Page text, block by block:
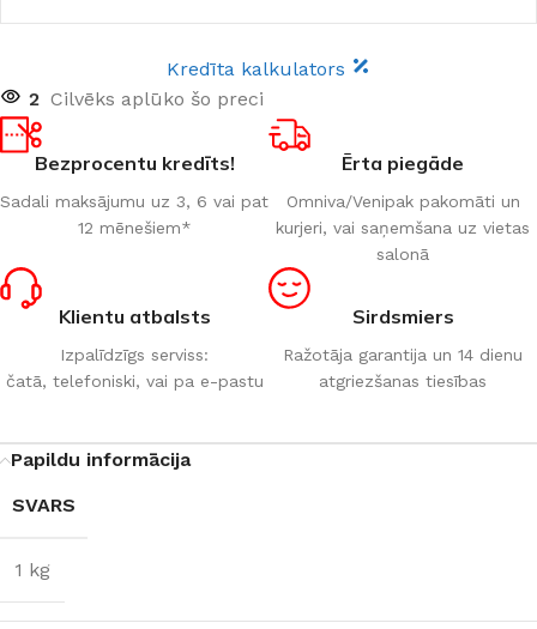
Kredīta kalkulators
2 Cilvēks aplūko šo preci
Bezprocentu kredīts!
Sadali maksājumu uz 3, 6 vai pat
12 mēnešiem*
Ērta piegāde
Omniva/Venipak pakomāti un
kurjeri, vai saņemšana uz vietas
salonā
Klientu atbalsts
Izpalīdzīgs serviss:
čatā, telefoniski, vai pa e-pastu
Sirdsmiers
Ražotāja garantija un 14 dienu
atgriezšanas tiesības
Papildu informācija
SVARS
1 kg